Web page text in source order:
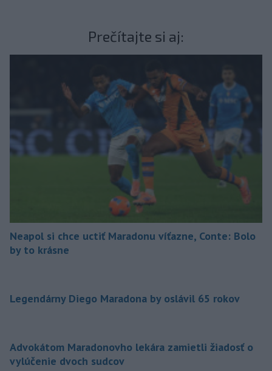
Prečítajte si aj:
Neapol si chce uctiť Maradonu víťazne, Conte: Bolo
by to krásne
Legendárny Diego Maradona by oslávil 65 rokov
Advokátom Maradonovho lekára zamietli žiadosť o
vylúčenie dvoch sudcov